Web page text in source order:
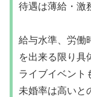
待遇は薄給・激
給与水準、労働
を出来る限り具
ライブイベント
未婚率は高いと